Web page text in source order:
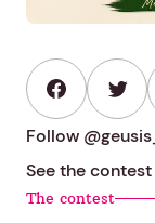
Follow
See the
The contest